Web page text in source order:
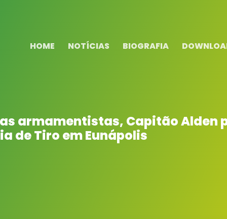
HOME NOTÍCIAS BIOGRAFIA
armamentistas, Capitão Alden
de Tiro em Eunápolis